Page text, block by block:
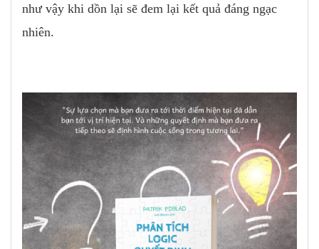
như vậy khi dồn lại sẽ đem lại kết quả đáng ngạc
nhiên.